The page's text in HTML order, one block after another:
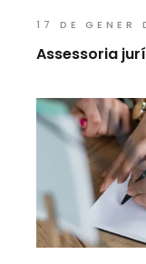
17 DE GENER
Assessoria